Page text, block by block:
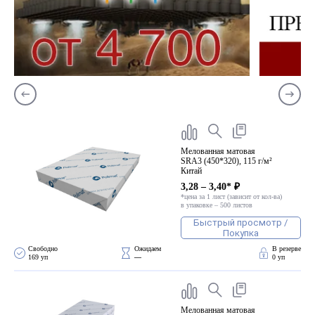
Мелованная матовая
SRA3 (450*320), 115 г/м²
Китай
3,28 – 3,40* ₽
*цена за 1 лист (зависит от кол-ва)
в упаковке – 500 листов
Быстрый просмотр /
Покупка
Свободно
169 уп
Ожидаем
—
В резерве
0 уп
Мелованная матовая